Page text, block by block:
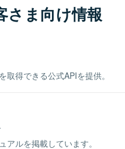
さま向け情報
得できる公式APIを提供。
ルを掲載しています。